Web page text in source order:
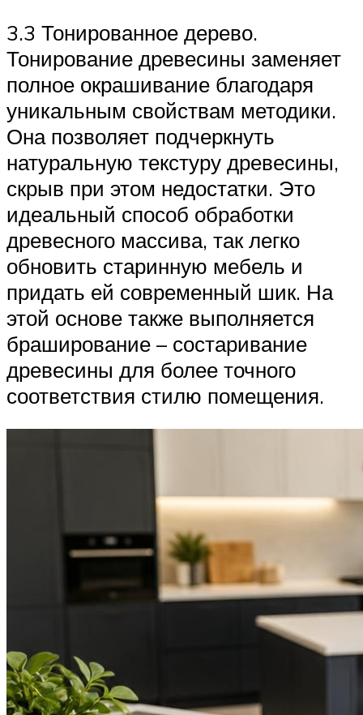
3.3 Тонированное дерево.
Тонирование древесины заменяет
полное окрашивание благодаря
уникальным свойствам методики.
Она позволяет подчеркнуть
натуральную текстуру древесины,
скрыв при этом недостатки. Это
идеальный способ обработки
древесного массива, так легко
обновить старинную мебель и
придать ей современный шик. На
этой основе также выполняется
браширование – состаривание
древесины для более точного
соответствия стилю помещения.